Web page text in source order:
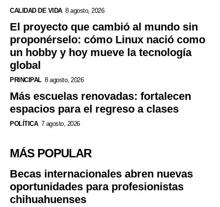
CALIDAD DE VIDA 8 agosto, 2026
El proyecto que cambió al mundo sin
proponérselo: cómo Linux nació como
un hobby y hoy mueve la tecnología
global
PRINCIPAL 8 agosto, 2026
Más escuelas renovadas: fortalecen
espacios para el regreso a clases
POLÍTICA 7 agosto, 2026
MÁS POPULAR
Becas internacionales abren nuevas
oportunidades para profesionistas
chihuahuenses